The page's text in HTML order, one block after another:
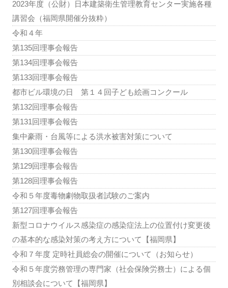
2023年度（公財）日本建築衛生管理教育センター実施各種
講習会（福岡県開催分抜粋）
令和４年
第135回理事会報告
第134回理事会報告
第133回理事会報告
都市ビル環境の日 第１４回子ども絵画コンクール
第132回理事会報告
第131回理事会報告
集中豪雨・台風等による洪水被害対策について
第130回理事会報告
第129回理事会報告
第128回理事会報告
令和５年度毒物劇物取扱者試験のご案内
第127回理事会報告
新型コロナウイルス感染症の感染症法上の位置付け変更後
の基本的な感染対策の考え方について【福岡県】
令和７年度 定時社員総会の開催について（お知らせ）
令和５年度労務管理の専門家（社会保険労務士）による個
別相談会について【福岡県】